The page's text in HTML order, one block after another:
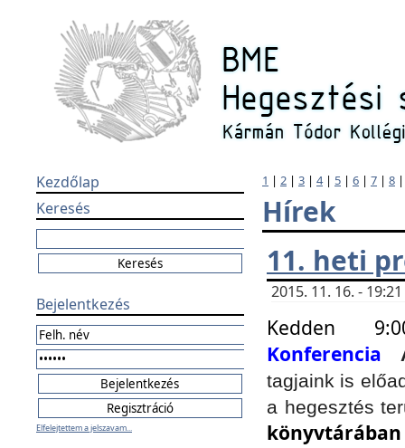
Kezdőlap
Keresés
Bejelentkezés
Elfelejtettem a jelszavam...
1 | 2 | 3 | 4| 5 | 6 | 7 | 8
Hírek
11. heti
2015. 11. 16. -
Kedden
Konferencia
tagjaink is
a hegesztés
könyvtárában